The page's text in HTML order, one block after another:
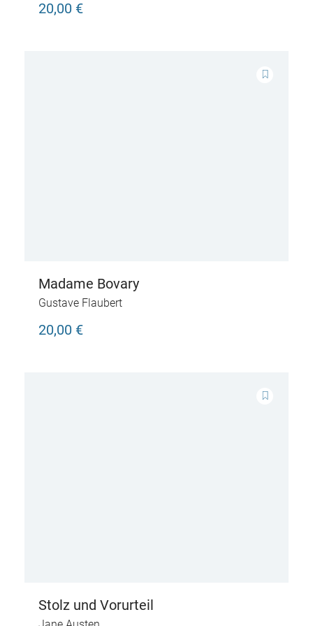
20,00 €
Madame Bovary
Gustave Flaubert
20,00 €
Stolz und Vorurteil